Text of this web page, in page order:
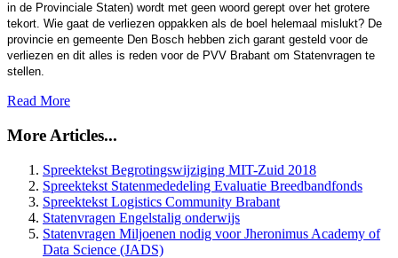
in de Provinciale Staten) wordt met geen woord gerept over het grotere
tekort. Wie gaat de verliezen oppakken als de boel helemaal mislukt? De
provincie en gemeente Den Bosch hebben zich garant gesteld voor de
verliezen en dit alles is reden voor de PVV Brabant om Statenvragen te
stellen.
Read More
More Articles...
Spreektekst Begrotingswijziging MIT-Zuid 2018
Spreektekst Statenmededeling Evaluatie Breedbandfonds
Spreektekst Logistics Community Brabant
Statenvragen Engelstalig onderwijs
Statenvragen Miljoenen nodig voor Jheronimus Academy of
Data Science (JADS)